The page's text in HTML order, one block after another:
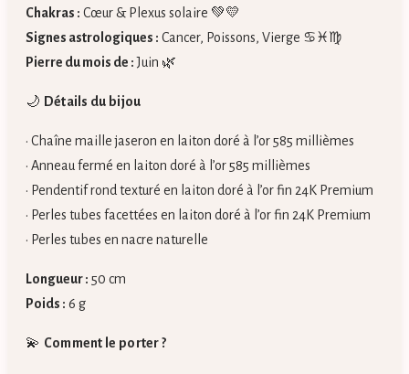
Chakras : Cœur & Plexus solaire 💚💛
Signes astrologiques : Cancer, Poissons, Vierge ♋♓♍
Pierre du mois de :Juin 🌿
🌙 Détails du bijou
• Chaîne maille jaseron en laiton doré à l’or 585 millièmes
• Anneau fermé en laiton doré à l’or 585 millièmes
• Pendentif rond texturé en laiton doré à l’or fin 24K Premium
• Perles tubes facettées en laiton doré à l’or fin 24K Premium
• Perles tubes en nacre naturelle
Longueur : 50 cm
Poids : 6 g
💫 Comment le porter ?